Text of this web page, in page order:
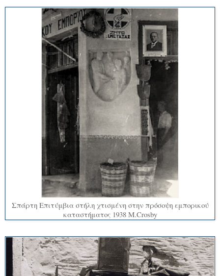
Σπάρτη Επιτύμβια στήλη χτισμένη στην πρόσοψη εμπορικού
καταστήματος 1938 M.Crosby